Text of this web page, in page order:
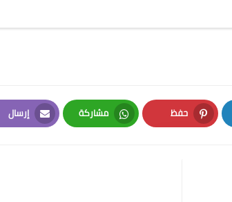
حفظ
Pinterest
مشاركة
Whatsapp
إرسال
Email